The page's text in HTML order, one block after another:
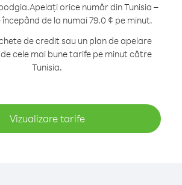
Apelați orice număr din Tunisia –
de la numai 79.0 ¢ pe minut.
de credit sau un plan de apelare
cele mai bune tarife pe minut către
Tunisia.
Vizualizare tarife